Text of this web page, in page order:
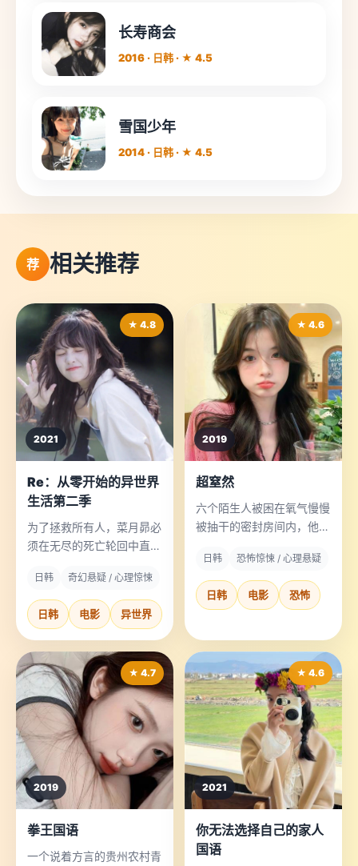
长寿商会
2016 · 日韩 · ★ 4.5
雪国少年
2014 · 日韩 · ★ 4.5
荐 相关推荐
★ 4.8
2021
Re：从零开始的异世界
生活第二季
为了拯救所有人，菜月昴必
须在无尽的死亡轮回中直面
日韩 奇幻悬疑 / 心理惊悚
日韩 电影 异世界
★ 4.6
2019
超窒然
六个陌生人被困在氧气慢慢
被抽干的密封房间内，他们
日韩 恐怖惊悚 / 心理悬疑
日韩 电影 恐怖
★ 4.7
2019
拳王国语
一个说着方言的贵州农村青
★ 4.6
2021
你无法选择自己的家人
国语